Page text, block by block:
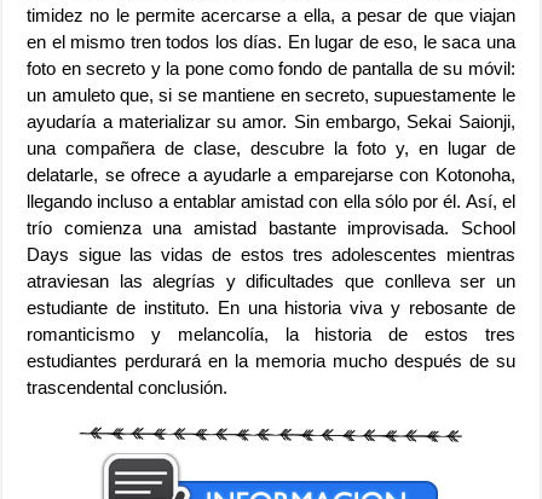
timidez no le permite acercarse a ella, a pesar de que viajan
en el mismo tren todos los días. En lugar de eso, le saca una
foto en secreto y la pone como fondo de pantalla de su móvil:
un amuleto que, si se mantiene en secreto, supuestamente le
ayudaría a materializar su amor. Sin embargo, Sekai Saionji,
una compañera de clase, descubre la foto y, en lugar de
delatarle, se ofrece a ayudarle a emparejarse con Kotonoha,
llegando incluso a entablar amistad con ella sólo por él. Así, el
trío comienza una amistad bastante improvisada. School
Days sigue las vidas de estos tres adolescentes mientras
atraviesan las alegrías y dificultades que conlleva ser un
estudiante de instituto. En una historia viva y rebosante de
romanticismo y melancolía, la historia de estos tres
estudiantes perdurará en la memoria mucho después de su
trascendental conclusión.